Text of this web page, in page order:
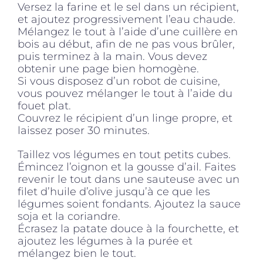
Versez la farine et le sel dans un récipient,
et ajoutez progressivement l’eau chaude.
Mélangez le tout à l’aide d’une cuillère en
bois au début, afin de ne pas vous brûler,
puis terminez à la main. Vous devez
obtenir une page bien homogène.
Si vous disposez d’un robot de cuisine,
vous pouvez mélanger le tout à l’aide du
fouet plat.
Couvrez le récipient d’un linge propre, et
laissez poser 30 minutes.
Taillez vos légumes en tout petits cubes.
Émincez l’oignon et la gousse d’ail. Faites
revenir le tout dans une sauteuse avec un
filet d’huile d’olive jusqu’à ce que les
légumes soient fondants. Ajoutez la sauce
soja et la coriandre.
Écrasez la patate douce à la fourchette, et
ajoutez les légumes à la purée et
mélangez bien le tout.